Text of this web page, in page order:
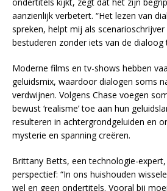
aanzienlijk verbetert. “Het lezen van
spreken, helpt mij als
bestuderen zonder iets van de dialoog
Moderne films en tv-shows hebben
geluidsmix, waardoor dialogen soms
verdwijnen. Volgens Chase voegen
bewust ‘realisme’ toe aan hun
resulteren in achtergrondgeluiden en
mysterie en spanning creëren.
Brittany Betts, een technologie-
perspectief: “In ons huishouden
wel en geen ondertitels. Vooral bij